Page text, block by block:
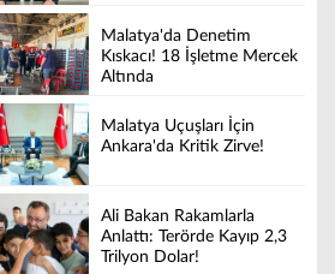
Malatya'da Denetim
Kıskacı! 18 İşletme Mercek
Altında
Malatya Uçuşları İçin
Ankara'da Kritik Zirve!
Ali Bakan Rakamlarla
Anlattı: Terörde Kayıp 2,3
Trilyon Dolar!